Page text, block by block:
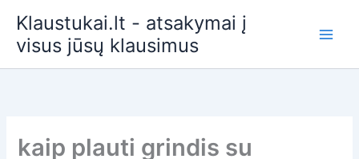
prie
turinio
Klaustukai.lt - atsakymai į
visus jūsų klausimus
kaip plauti grindis su